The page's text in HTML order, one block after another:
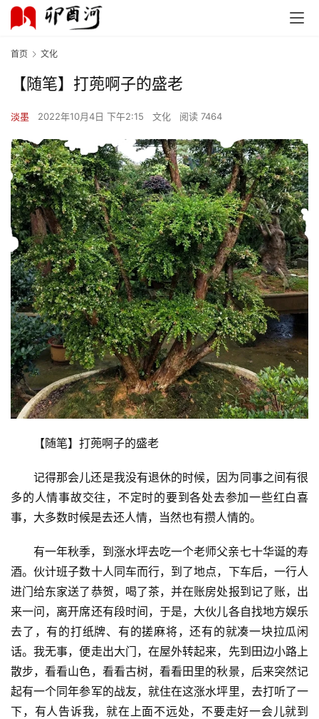
首页 文化
【随笔】打蔸啊子的盛老
淡墨 2022年10月4日 下午2:15 文化 阅读 7464
【随笔】打蔸啊子的盛老
记得那会儿还是我没有退休的时候，因为同事之间有很
多的人情事故交往，不定时的要到各处去参加一些红白喜
事，大多数时候是去还人情，当然也有攒人情的。
有一年秋季，到涨水坪去吃一个老师父亲七十华诞的寿
酒。伙计班子数十人同车而行，到了地点，下车后，一行人
进门给东家送了恭贺，喝了茶，并在账房处报到记了账，出
来一问，离开席还有段时间，于是，大伙儿各自找地方娱乐
去了，有的打纸牌、有的搓麻将，还有的就凑一块拉瓜闲
话。我无事，便走出大门，在屋外转起来，先到田边小路上
散步，看看山色，看看古树，看看田里的秋景，后来突然记
起有一个同年参军的战友，就住在这涨水坪里，去打听了一
下，有人告诉我，就在上面不远处，不要走好一会儿就到